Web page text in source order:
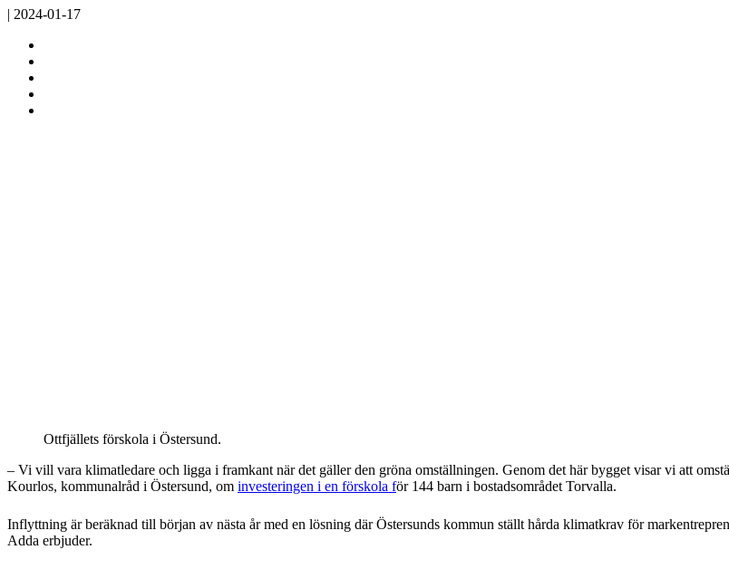
| 2024-01-17
Ottfjällets förskola i Östersund.
– Vi vill vara klimatledare och ligga i framkant när det gäller den gröna omställningen. Genom det här bygget visar vi att
Kourlos, kommunalråd i Östersund, om investeringen i en förskola för 144 barn i bostadsområdet Torvalla.
Inflyttning är beräknad till början av nästa år med en lösning där Östersunds kommun ställt hårda klimatkrav för
Adda erbjuder.